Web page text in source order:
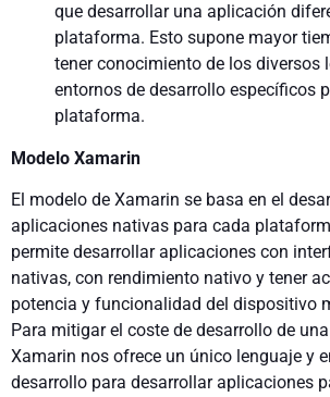
que desarrollar una aplicación
plataforma. Esto supone mayor
tener conocimiento de los diversos
entornos de desarrollo específicos
plataforma.
Modelo Xamarin
El modelo de Xamarin se basa en el
aplicaciones nativas para cada
permite desarrollar aplicaciones con
nativas, con rendimiento nativo y tener
potencia y funcionalidad del dispositivo
Para mitigar el coste de desarrollo de
Xamarin nos ofrece un único lenguaje y
desarrollo para desarrollar aplicaciones